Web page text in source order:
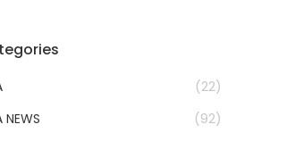
(22)
NEWS
(92)